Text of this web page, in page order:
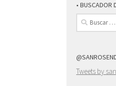
• BUSCADOR
Buscar:
Tweets by